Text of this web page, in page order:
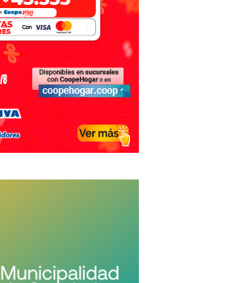
la frase«Cómo suena la vida
han sido derrotadas»
entre seguidores argentinos de la
publicó un mensaje en sus
con una
bandera argentina
Perla y ni leí lo